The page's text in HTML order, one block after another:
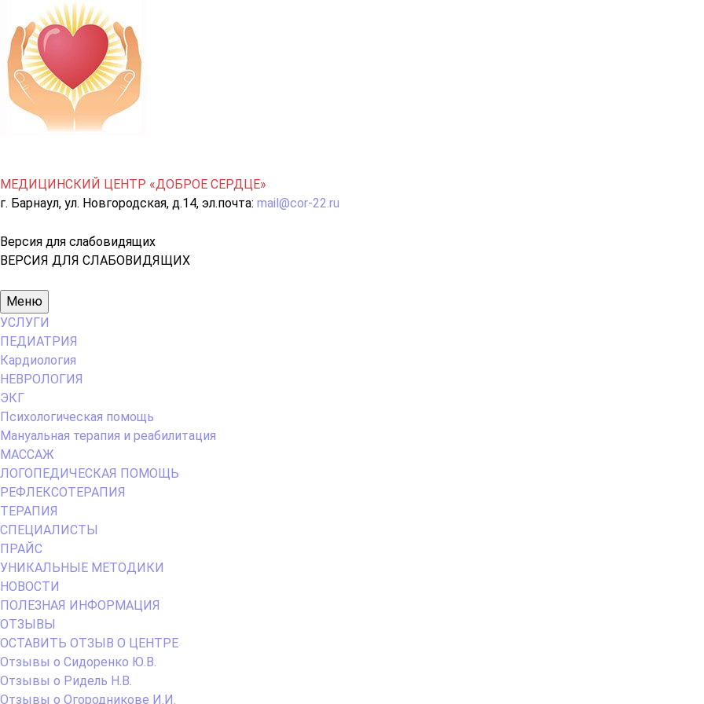
МЕДИЦИНСКИЙ ЦЕНТР «ДОБРОЕ СЕРДЦЕ»
г. Барнаул, ул. Новгородская, д.14, эл.почта: mail@cor-22.ru
Версия для слабовидящих
ВЕРСИЯ ДЛЯ СЛАБОВИДЯЩИХ
Основное
меню
Меню
УСЛУГИ
ПЕДИАТРИЯ
Кардиология
НЕВРОЛОГИЯ
ЭКГ
Психологическая помощь
Мануальная терапия и реабилитация
МАССАЖ
ЛОГОПЕДИЧЕСКАЯ ПОМОЩЬ
РЕФЛЕКСОТЕРАПИЯ
ТЕРАПИЯ
СПЕЦИАЛИСТЫ
ПРАЙС
УНИКАЛЬНЫЕ МЕТОДИКИ
НОВОСТИ
ПОЛЕЗНАЯ ИНФОРМАЦИЯ
ОТЗЫВЫ
ОСТАВИТЬ ОТЗЫВ О ЦЕНТРЕ
Отзывы о Сидоренко Ю.В.
Отзывы о Ридель Н.В.
Отзывы о Огородникове И.И.